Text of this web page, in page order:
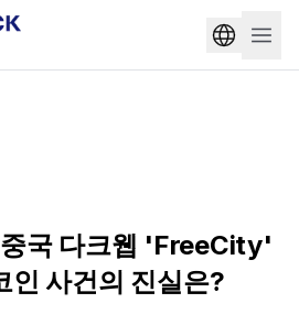
국 다크웹 'FreeCity'
사건의 진실은?